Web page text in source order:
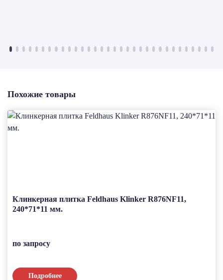
Похожие товары
Клинкерная плитка Feldhaus Klinker R876NF11,
240*71*11 мм.
по запросу
Подробнее